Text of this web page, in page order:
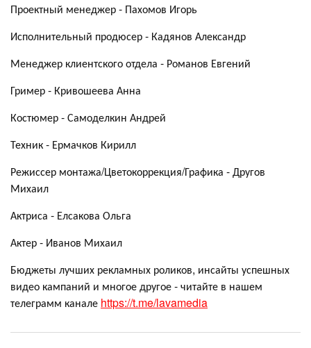
Проектный менеджер - Пахомов Игорь
Исполнительный продюсер - Кадянов Александр
Менеджер клиентского отдела - Романов Евгений
Гример - Кривошеева Анна
Костюмер - Самоделкин Андрей
Техник - Ермачков Кирилл
Режиссер монтажа/Цветокоррекция/Графика - Другов
Михаил
Актриса - Елсакова Ольга
Актер - Иванов Михаил
Бюджеты лучших рекламных роликов, инсайты успешных
видео кампаний и многое другое - читайте в нашем
телеграмм канале https://t.me/lavamedia